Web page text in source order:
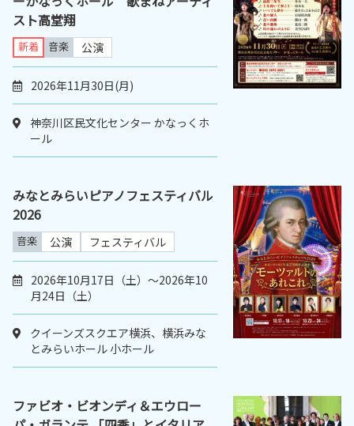
スト高堂翔
新着 音楽 公演
2026年11月30日(月)
神奈川区民文化センター かなっくホ
ール
みなとみらいピアノフェスティバル
2026
音楽 公演 フェスティバル
2026年10月17日（土）〜2026年10
月24日（土）
クイーンズスクエア横浜、横浜みな
とみらいホール 小ホール
ファビオ・ビオンディ＆エウロー